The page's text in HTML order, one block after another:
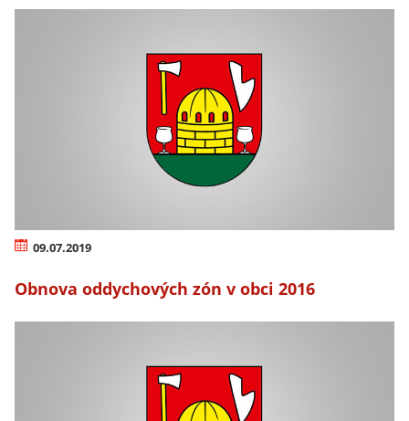
09.07.2019
Obnova oddychových zón v obci 2016